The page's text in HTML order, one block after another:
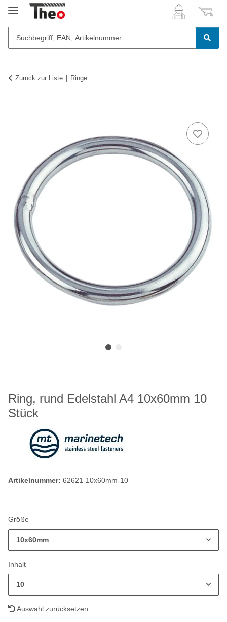
Zurück zur Liste Ringe
Ring, rund Edelstahl A4 10x60mm 10
Stück
Artikelnummer: 62621-10x60mm-10
Größe
10x60mm
Inhalt
10
Auswahl zurücksetzen